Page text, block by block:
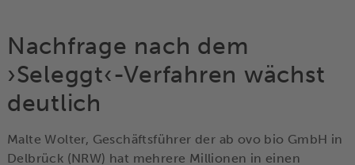
Nachfrage nach dem
›Seleggt‹-Verfahren wächst
deutlich
Malte Wolter, Geschäftsführer der ab ovo bio GmbH in
Delbrück (NRW) hat mehrere Millionen in einen